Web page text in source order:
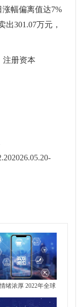
幅偏离值达7%
301.07万元，
注册资本
绪浓厚 2022年全球
宅均价上涨5.2%